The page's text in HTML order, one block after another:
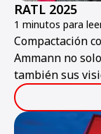
RATL 2025
1 minutos para
Compactación
Ammann no
también sus
una gama de
sostenibilidad
para la obra del